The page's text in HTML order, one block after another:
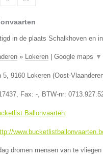
in de plaats Schalkhoven en
» Lokeren Google maps ▼
5, 9160 Lokeren (Oost-
, Fax: -, BTW-nr:
Ballonvaarten
dromen mensen van te